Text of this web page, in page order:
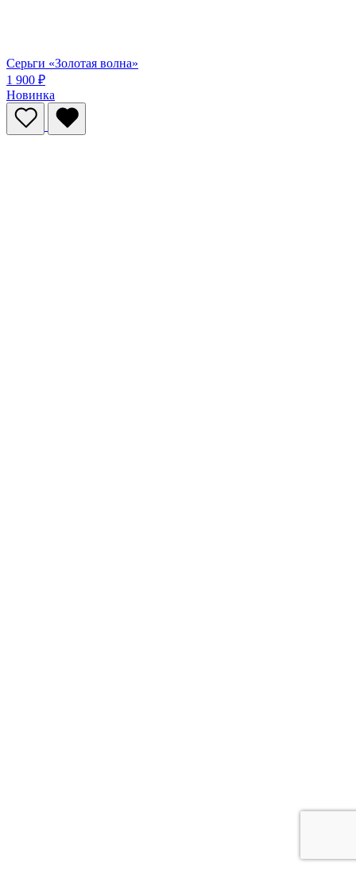
Серьги «Золотая волна»
1 900 ₽
Новинка